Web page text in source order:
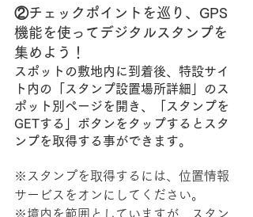
②チェックポイントを巡り、GPS
機能を使ってデジタルスタンプを
集めよう！
スポットの敷地内に到着後、特設サイ
ト内の「スタンプ設置場所詳細」のス
ポット別ページを開き、「スタンプを
GETする」ボタンをタップするとスタ
ンプを取得する事ができます。
※スタンプを取得するには、位置情報
サービスをオンにしてください。
※境内を範囲としていますが、スタン